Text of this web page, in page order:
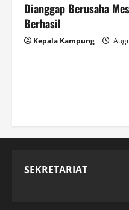
Dianggap Berusaha
Berhasil
Kepala Kampung
SEKRETARIAT